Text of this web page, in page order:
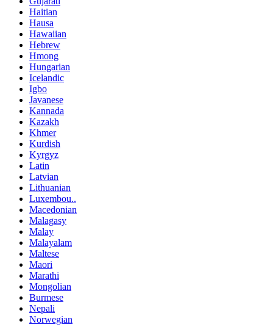
Haitian
Hausa
Hawaiian
Hebrew
Hmong
Hungarian
Icelandic
Igbo
Javanese
Kannada
Kazakh
Khmer
Kurdish
Kyrgyz
Latin
Latvian
Lithuanian
Luxembou..
Macedonian
Malagasy
Malay
Malayalam
Maltese
Maori
Marathi
Mongolian
Burmese
Nepali
Norwegian